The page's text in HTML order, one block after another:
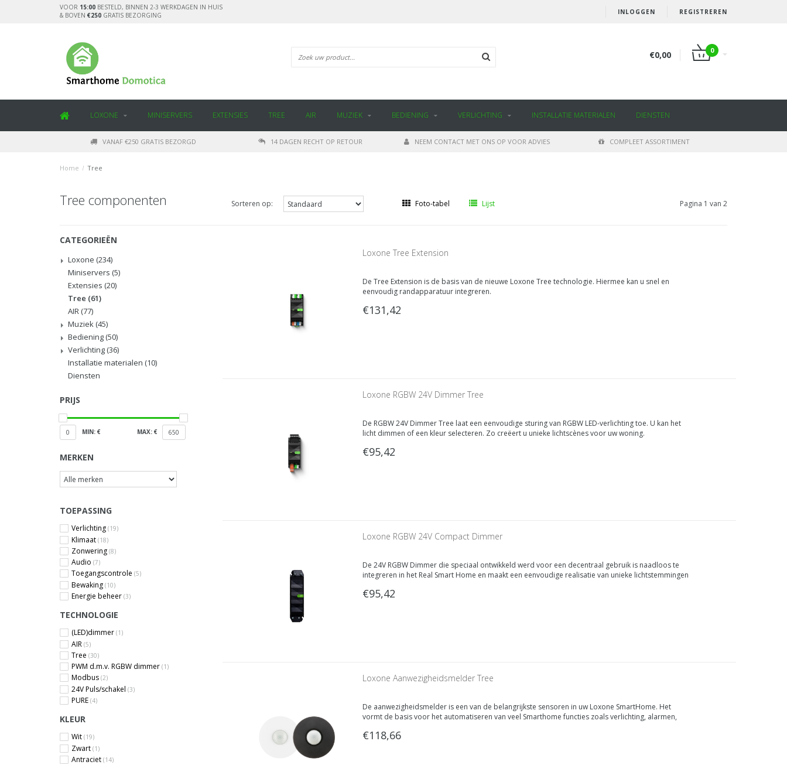
INLOGGEN REGISTREREN
VOOR 15:00 BESTELD, BINNEN 2-3 WERKDAGEN IN HUIS
& BOVEN €250 GRATIS BEZORGING
€0,00 0
LOXONE MINISERVERS EXTENSIES TREE AIR MUZIEK BEDIENING VERLICHTING INSTALLATIE MATERIALEN DIENSTEN
VANAF €250 GRATIS BEZORGD 14 DAGEN RECHT OP RETOUR NEEM CONTACT MET ONS OP VOOR ADVIES COMPLEET ASSORTIMENT
Home / Tree
Tree componenten Sorteren op: Foto-tabel Lijst Pagina 1 van 2
CATEGORIEËN
Loxone (234)
Miniservers (5)
Extensies (20)
Tree (61)
AIR (77)
Muziek (45)
Bediening (50)
Verlichting (36)
Installatie materialen (10)
Diensten
PRIJS
0 MIN: € MAX: € 650
MERKEN
TOEPASSING
Verlichting (19)
Klimaat (18)
Zonwering (8)
Audio (7)
Toegangscontrole (5)
Bewaking (10)
Energie beheer (3)
TECHNOLOGIE
(LED)dimmer (1)
AIR (5)
Tree (30)
PWM d.m.v. RGBW dimmer (1)
Modbus (2)
24V Puls/schakel (3)
PURE (4)
KLEUR
Wit (19)
Zwart (1)
Antraciet (14)
Loxone Tree Extension
De Tree Extension is de basis van de nieuwe Loxone Tree technologie. Hiermee kan u snel en
eenvoudig randapparatuur integreren.
€131,42
Loxone RGBW 24V Dimmer Tree
De RGBW 24V Dimmer Tree laat een eenvoudige sturing van RGBW LED-verlichting toe. U kan het
licht dimmen of een kleur selecteren. Zo creëert u unieke lichtscènes voor uw woning.
€95,42
Loxone RGBW 24V Compact Dimmer
De 24V RGBW Dimmer die speciaal ontwikkeld werd voor een decentraal gebruik is naadloos te
integreren in het Real Smart Home en maakt een eenvoudige realisatie van unieke lichtstemmingen
€95,42
Loxone Aanwezigheidsmelder Tree
De aanwezigheidsmelder is een van de belangrijkste sensoren in uw Loxone SmartHome. Het
vormt de basis voor het automatiseren van veel Smarthome functies zoals verlichting, alarmen,
€118,66